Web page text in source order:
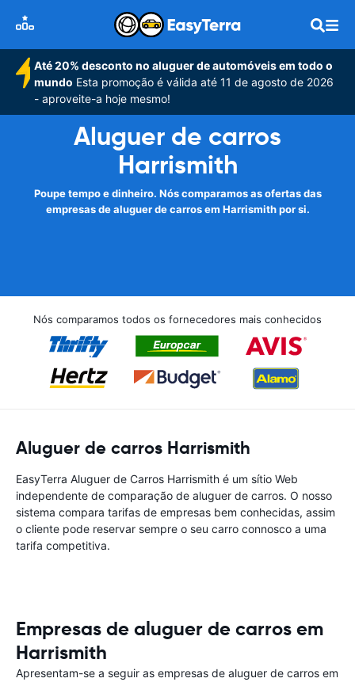
Até 20% desconto no aluguer de automóveis em todo o
mundo Esta promoção é válida até 11 de agosto de 2026
- aproveite-a hoje mesmo!
Aluguer de carros
Harrismith
Poupe tempo e dinheiro. Nós comparamos as ofertas das
empresas de aluguer de carros em Harrismith por si.
Nós comparamos todos os fornecedores mais conhecidos
Aluguer de carros Harrismith
EasyTerra Aluguer de Carros Harrismith é um sítio Web
independente de comparação de aluguer de carros. O nosso
sistema compara tarifas de empresas bem conhecidas, assim
o cliente pode reservar sempre o seu carro connosco a uma
tarifa competitiva.
Empresas de aluguer de carros em
Harrismith
Apresentam-se a seguir as empresas de aluguer de carros em